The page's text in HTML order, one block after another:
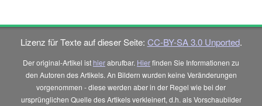
Lizenz für Texte auf dieser Seite: CC-BY-SA 3.0 Unported.
Der original-Artikel ist hierabrufbar. Hierfinden Sie Informationen zu
den Autoren des Artikels. An Bildern wurden keine Veränderungen
vorgenommen - diese werden aber in der Regel wie bei der
ursprünglichen Quelle des Artikels verkleinert, d.h. als Vorschaubilder